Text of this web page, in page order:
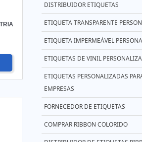
DISTRIBUIDOR ETIQUETAS
ETIQUETA TRANSPARENTE
ETIQUETA IMPERMEÁVEL
ETIQUETAS DE VINIL
ETIQUETAS PERSONALIZADAS
EMPRESAS
FORNECEDOR DE ETIQUETAS
COMPRAR RIBBON COLORIDO